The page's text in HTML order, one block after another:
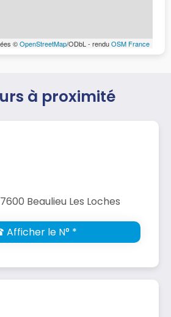
©OpenStreetMap/ODbL - renduOSM France
à proximité
Beaulieu Les Loches
le N° *